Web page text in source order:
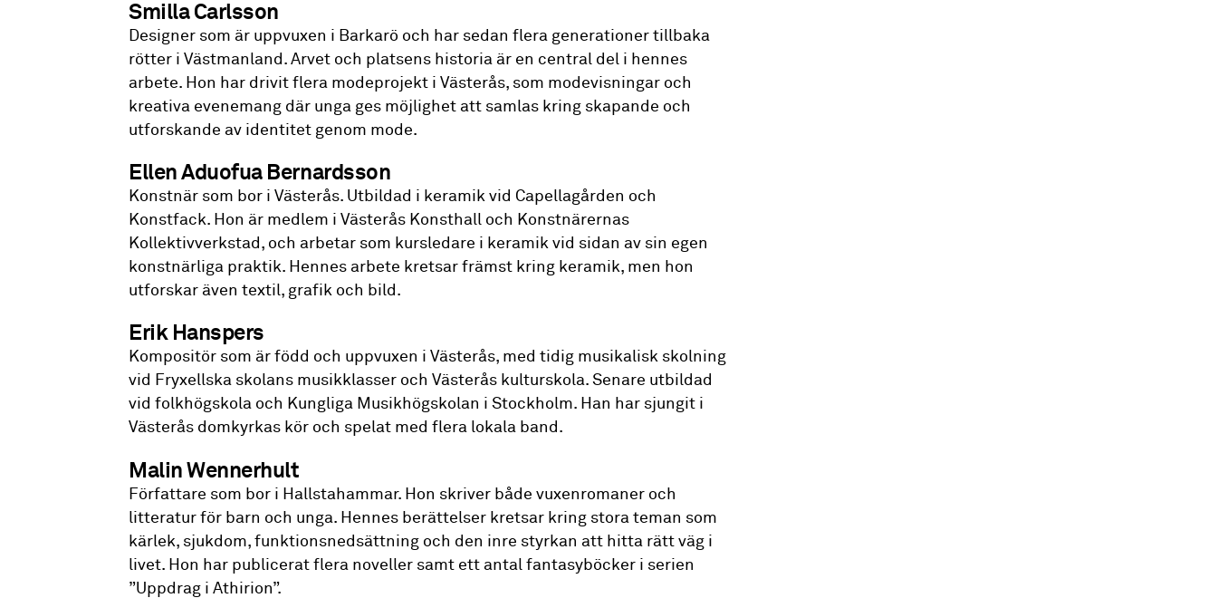
Smilla Carlsson
Designer som är uppvuxen i Barkarö och har sedan flera generationer tillbaka
rötter i Västmanland. Arvet och platsens historia är en central del i hennes
arbete. Hon har drivit flera modeprojekt i Västerås, som modevisningar och
kreativa evenemang där unga ges möjlighet att samlas kring skapande och
utforskande av identitet genom mode.
Ellen Aduofua Bernardsson
Konstnär som bor i Västerås. Utbildad i keramik vid Capellagården och
Konstfack. Hon är medlem i Västerås Konsthall och Konstnärernas
Kollektivverkstad, och arbetar som kursledare i keramik vid sidan av sin egen
konstnärliga praktik. Hennes arbete kretsar främst kring keramik, men hon
utforskar även textil, grafik och bild.
Erik Hanspers
Kompositör som är född och uppvuxen i Västerås, med tidig musikalisk skolning
vid Fryxellska skolans musikklasser och Västerås kulturskola. Senare utbildad
vid folkhögskola och Kungliga Musikhögskolan i Stockholm. Han har sjungit i
Västerås domkyrkas kör och spelat med flera lokala band.
Malin Wennerhult
Författare som bor i Hallstahammar. Hon skriver både vuxenromaner och
litteratur för barn och unga. Hennes berättelser kretsar kring stora teman som
kärlek, sjukdom, funktionsnedsättning och den inre styrkan att hitta rätt väg i
livet. Hon har publicerat flera noveller samt ett antal fantasyböcker i serien
”Uppdrag i Athirion”.